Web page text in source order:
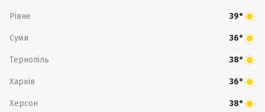
Рівне 39°
Суми 36°
Тернопіль 38°
Харків 36°
Херсон 38°